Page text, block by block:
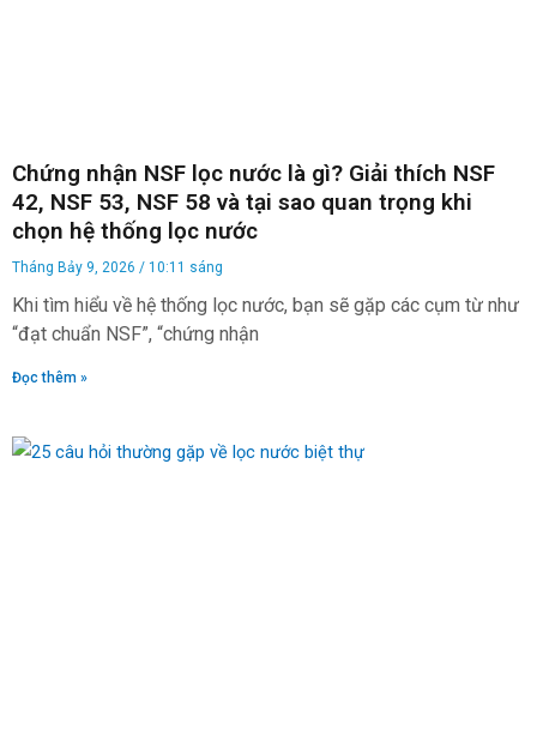
Chứng nhận NSF lọc nước là gì? Giải thích NSF
42, NSF 53, NSF 58 và tại sao quan trọng khi
chọn hệ thống lọc nước
Tháng Bảy 9, 2026 10:11 sáng
Khi tìm hiểu về hệ thống lọc nước, bạn sẽ gặp các cụm từ như
“đạt chuẩn NSF”, “chứng nhận
Đọc thêm »